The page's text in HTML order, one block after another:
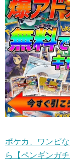
ポケカ、ワンピ
ら【ペンギンガチ